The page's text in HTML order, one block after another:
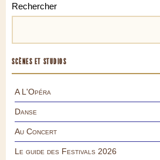
Rechercher
SCÈNES ET STUDIOS
A L'Opéra
Danse
Au Concert
Le guide des Festivals 2026